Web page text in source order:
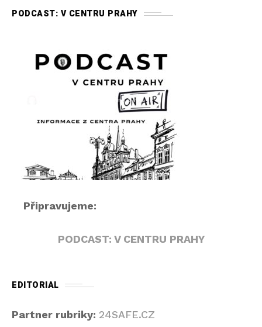
i
PODCAST: V CENTRU PRAHY
Připravujeme:
PODCAST: V CENTRU PRAHY
EDITORIAL
Partner rubriky: 24SAFE.CZ